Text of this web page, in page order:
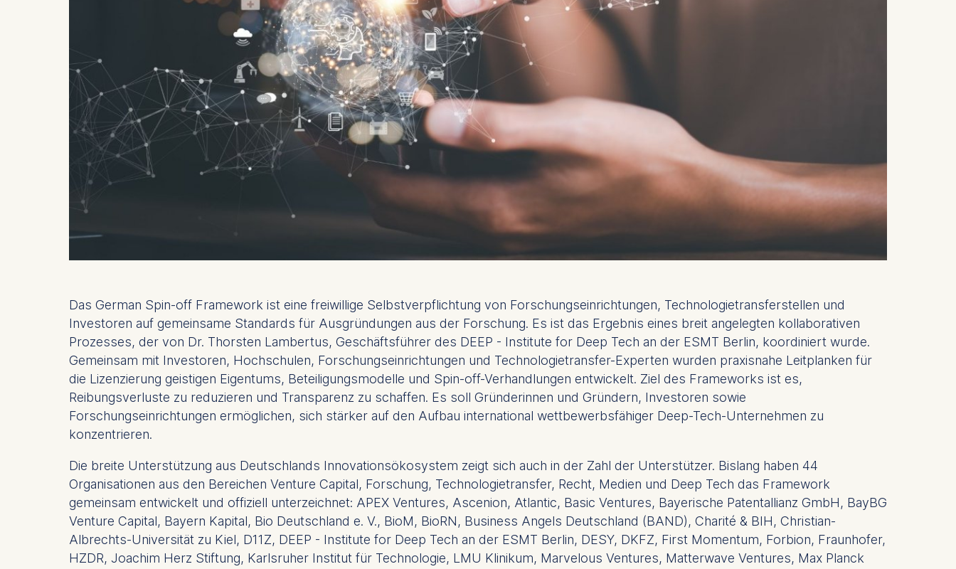
Das German Spin-off Framework ist eine freiwillige Selbstverpflichtung von Forschungseinrichtungen, Technologietransferstellen und
Investoren auf gemeinsame Standards für Ausgründungen aus der Forschung. Es ist das Ergebnis eines breit angelegten kollaborativen
Prozesses, der von Dr. Thorsten Lambertus, Geschäftsführer des DEEP - Institute for Deep Tech an der ESMT Berlin, koordiniert wurde.
Gemeinsam mit Investoren, Hochschulen, Forschungseinrichtungen und Technologietransfer-Experten wurden praxisnahe Leitplanken für
die Lizenzierung geistigen Eigentums, Beteiligungsmodelle und Spin-off-Verhandlungen entwickelt. Ziel des Frameworks ist es,
Reibungsverluste zu reduzieren und Transparenz zu schaffen. Es soll Gründerinnen und Gründern, Investoren sowie
Forschungseinrichtungen ermöglichen, sich stärker auf den Aufbau international wettbewerbsfähiger Deep-Tech-Unternehmen zu
konzentrieren.
Die breite Unterstützung aus Deutschlands Innovationsökosystem zeigt sich auch in der Zahl der Unterstützer. Bislang haben 44
Organisationen aus den Bereichen Venture Capital, Forschung, Technologietransfer, Recht, Medien und Deep Tech das Framework
gemeinsam entwickelt und offiziell unterzeichnet: APEX Ventures, Ascenion, Atlantic, Basic Ventures, Bayerische Patentallianz GmbH, BayBG
Venture Capital, Bayern Kapital, Bio Deutschland e. V., BioM, BioRN, Business Angels Deutschland (BAND), Charité & BIH, Christian-
Albrechts-Universität zu Kiel, D11Z, DEEP - Institute for Deep Tech an der ESMT Berlin, DESY, DKFZ, First Momentum, Forbion, Fraunhofer,
HZDR, Joachim Herz Stiftung, Karlsruher Institut für Technologie, LMU Klinikum, Marvelous Ventures, Matterwave Ventures, Max Planck